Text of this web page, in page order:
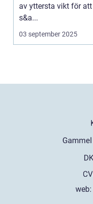
av yttersta vikt för att
s&a...
03 september 2025
web: